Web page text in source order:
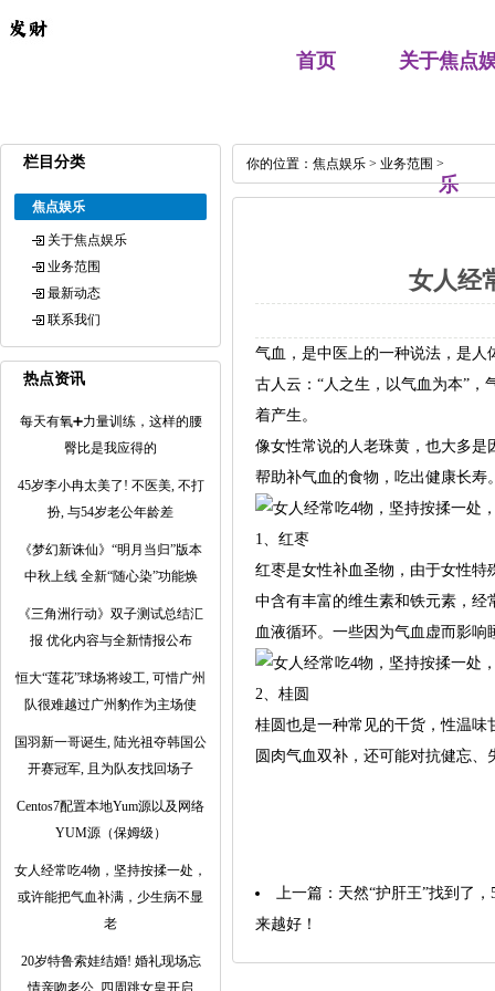
首页 关于焦点
乐
栏目分类
焦点娱乐
关于焦点娱乐
业务范围
最新动态
联系我们
热点资讯
每天有氧➕力量训练，这样的腰
臀比是我应得的
45岁李小冉太美了! 不医美, 不打
扮, 与54岁老公年龄差
《梦幻新诛仙》“明月当归”版本
中秋上线 全新“随心染”功能焕
《三角洲行动》双子测试总结汇
报 优化内容与全新情报公布
恒大“莲花”球场将竣工, 可惜广州
队很难越过广州豹作为主场使
国羽新一哥诞生, 陆光祖夺韩国公
开赛冠军, 且为队友找回场子
Centos7配置本地Yum源以及网络
YUM源（保姆级）
女人经常吃4物，坚持按揉一处，
或许能把气血补满，少生病不显
老
20岁特鲁索娃结婚! 婚礼现场忘
情亲吻老公, 四周跳女皇开启
你的位置： 焦点娱乐 > 业务范围 >
女人经
气血，是中医上的一种说法，是人
古人云：“人之生，以气血为本”
着产生。
像女性常说的人老珠黄，也大多是
帮助补气血的食物，吃出健康长寿
1、红枣
红枣是女性补血圣物，由于女性
中含有丰富的维生素和铁元素，
血液循环。一些因为气血虚而影
2、桂圆
桂圆也是一种常见的干货，性温
圆肉气血双补，还可能对抗健忘、
上一篇： 天然“护肝王”找到了
来越好！